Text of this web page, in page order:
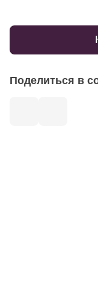
Поделиться в